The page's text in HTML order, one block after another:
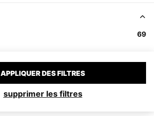
69
APPLIQUER DES FILTRES
supprimer les filtres